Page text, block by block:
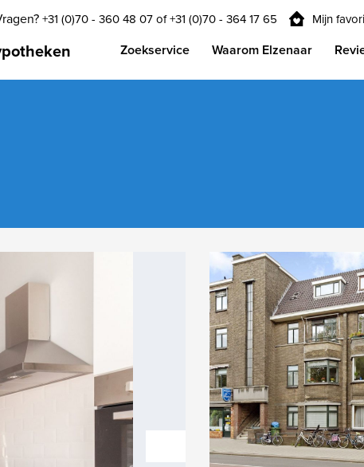
+31 (0)70 - 360 48 07 of+31 (0)70 - 364 17 65 Mijn
Zoekservice Waarom Elzenaar
volgende